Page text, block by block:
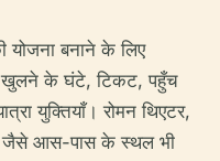
योजना बनाने के लिए
खुलने के घंटे, टिकट, पहुँच
युक्तियाँ। रोमन थिएटर,
जैसे आस-पास के स्थल भी